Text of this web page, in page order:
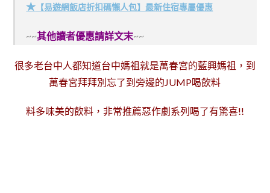
★ 【易遊網飯店折扣碼懶人包】最新住宿專屬優惠
~~其他讀者優惠請詳文末~~
很多老台中人都知道台中媽祖就是萬春宮的藍興媽祖，到
萬春宮拜拜別忘了到旁邊的JUMP喝飲料
料多味美的飲料，非常推薦惡作劇系列喝了有驚喜!!